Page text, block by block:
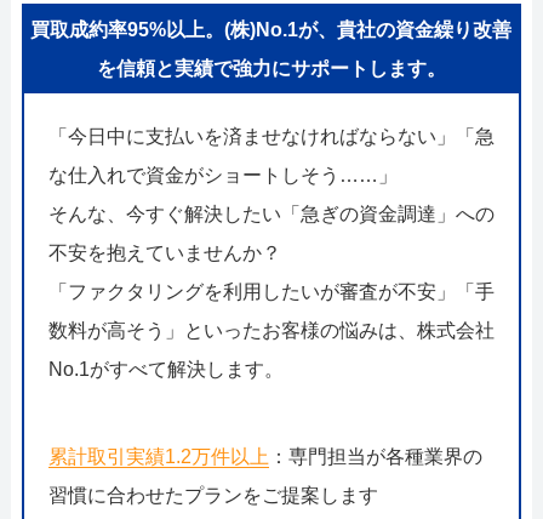
買取成約率95%以上。(株)No.1が、貴社の資金繰り改善
を信頼と実績で強力にサポートします。
「今日中に支払いを済ませなければならない」「急
な仕入れで資金がショートしそう……」
そんな、今すぐ解決したい「急ぎの資金調達」への
不安を抱えていませんか？
「ファクタリングを利用したいが審査が不安」「手
数料が高そう」といったお客様の悩みは、株式会社
No.1がすべて解決します。
累計取引実績1.2万件以上 ：専門担当が各種業界の
習慣に合わせたプランをご提案します